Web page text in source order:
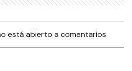
está abierto a comentarios